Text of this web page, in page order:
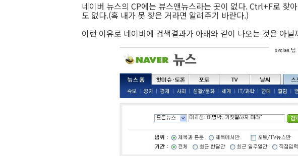
네이버 뉴스의 CP에는 뷰스앤뉴스라는 곳이 없다. Ctrl+F로 찾
도 없다.(혹 내가 못 찾은 거라면 알려주기 바란다.)
이런 이유로 네이버에 검색결과가 아래와 같이 나오는 것은 아닐